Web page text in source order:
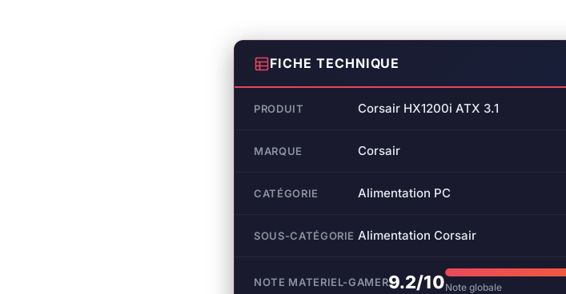
FICHE TECHNIQUE
PRODUIT Corsair HX1200i ATX 3.1
MARQUE Corsair
CATÉGORIE Alimentation PC
SOUS-CATÉGORIE Alimentation Corsair
NOTE MATERIEL-GAMER9.2/10Note globale